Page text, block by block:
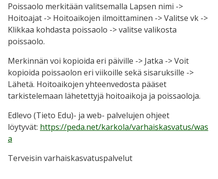
Poissaolo merkitään valitsemalla Lapsen nimi ->
Hoitoajat -> Hoitoaikojen ilmoittaminen -> Valitse vk ->
Klikkaa kohdasta poissaolo -> valitse valikosta
poissaolo.
Merkinnän voi kopioida eri päiville -> Jatka -> Voit
kopioida poissaolon eri viikoille sekä sisaruksille ->
Lähetä. Hoitoaikojen yhteenvedosta pääset
tarkistelemaan lähetettyjä hoitoaikoja ja poissaoloja.
Edlevo (Tieto Edu)- ja web- palvelujen ohjeet
löytyvät: https://peda.net/karkola/varhaiskasvatus/was
a
Terveisin varhaiskasvatuspalvelut